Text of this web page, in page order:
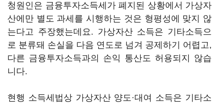
청원인은 금융투자소득세가 폐지된 상황에서 가상자
산에만 별도 과세를 시행하는 것은 형평성에 맞지 않
는다고 주장했는데요. 가상자산 소득은 기타소득으
로 분류돼 손실을 다음 연도로 넘겨 공제하기 어렵고,
다른 금융투자소득과의 손익 통산도 허용되지 않습
니다.
현행 소득세법상 가상자산 양도·대여 소득은 기타소